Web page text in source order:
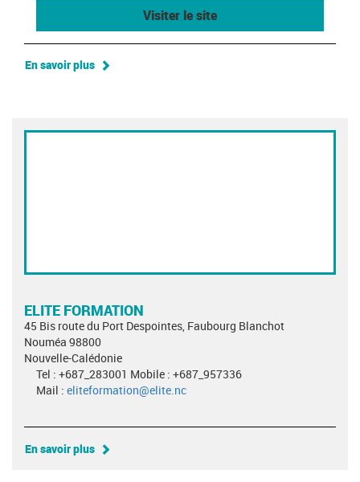
Visiter le site
En savoir plus
ELITE FORMATION
45 Bis route du Port Despointes, Faubourg Blanchot
Nouméa 98800
Nouvelle-Calédonie
Tel : +687_283001 Mobile : +687_957336
Mail : eliteformation@elite.nc
En savoir plus